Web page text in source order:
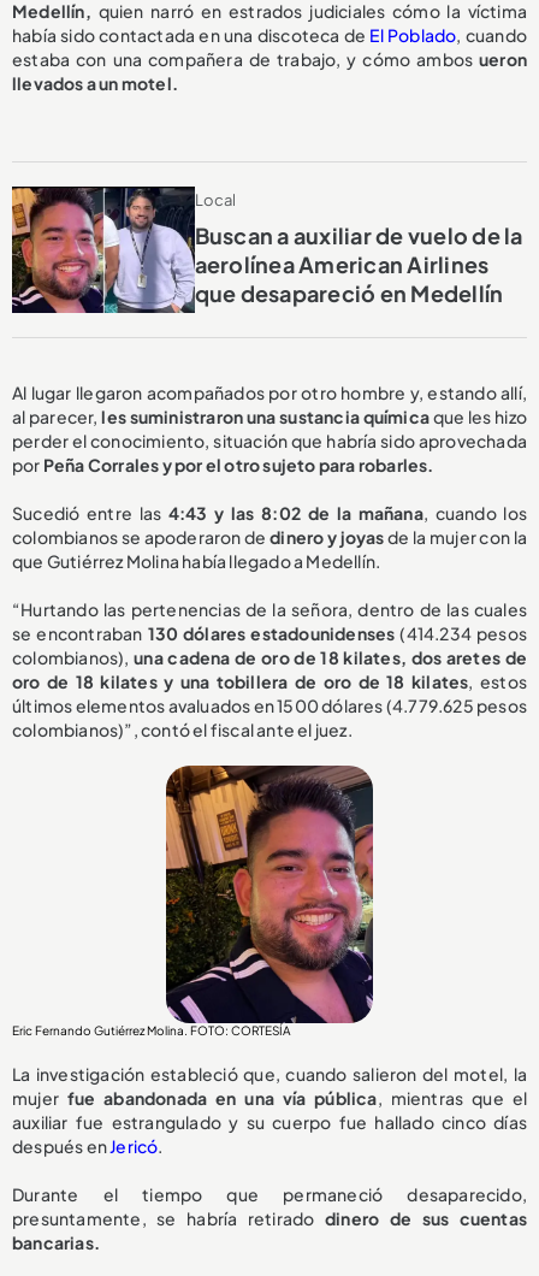
Medellín, quien narró en estrados judiciales cómo la víctima
había sido contactada en una discoteca de El Poblado, cuando
estaba con una compañera de trabajo, y cómo ambos ueron
llevados a un motel.
Local
Buscan a auxiliar de vuelo de la
aerolínea American Airlines
que desapareció en Medellín
Al lugar llegaron acompañados por otro hombre y, estando allí,
al parecer,les suministraron una sustancia químicaque les hizo
perder el conocimiento, situación que habría sido aprovechada
por Peña Corrales y por el otro sujeto para robarles.
Sucedió entre las 4:43 y las 8:02 de la mañana, cuando los
colombianos se apoderaron dedinero y joyasde la mujer con la
que Gutiérrez Molina había llegado a Medellín.
“Hurtando las pertenencias de la señora, dentro de las cuales
se encontraban 130 dólares estadounidenses (414.234 pesos
colombianos),una cadena de oro de 18 kilates, dos aretes de
oro de 18 kilates y una tobillera de oro de 18 kilates , estos
últimos elementos avaluados en 1500 dólares (4.779.625 pesos
colombianos)”, contó el fiscal ante el juez.
Eric Fernando Gutiérrez Molina. FOTO: CORTESÍA
La investigación estableció que, cuando salieron del motel, la
mujer fue abandonada en una vía pública , mientras que el
auxiliar fue estrangulado y su cuerpo fue hallado cinco días
después en Jericó
Durante el tiempo que permaneció desaparecido,
presuntamente, se habría retirado dinero de sus cuentas
bancarias.